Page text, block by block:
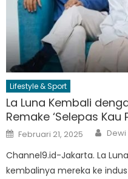
Lifestyle & Sport
La Luna Kembali
Remake ‘Selepas Kau
Posted
on
Februari 21, 2025 Author
Dewi
Channel9.id-Jakarta. La
kembalinya mereka ke